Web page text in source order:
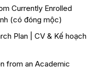
Currently Enrolled
(có đóng mộc)
Plan | CV & Kế hoạch
from an Academic